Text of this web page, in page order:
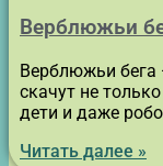
Верблюжьи
Верблюжьи
скачут не
дети и даже
Читать далее »